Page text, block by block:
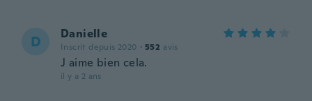
D Danielle
Inscrit depuis 2020 · 552 avis
J aime bien cela.
il y a 2 ans